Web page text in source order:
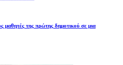
μαθητές της πρώτης δημοτικού σε μια